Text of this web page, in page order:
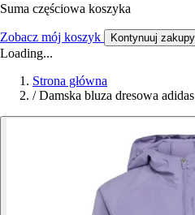
Suma częściowa koszyka
Zobacz mój koszyk Kontynuuj zakupy
Loading...
Strona główna
/ Damska bluza dresowa